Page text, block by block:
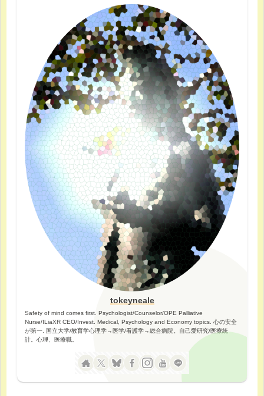
tokeyneale
Safety of mind comes first. Psychologist/Counselor/OPE Palliative
Nurse/ILiaXR CEO/Invest. Medical, Psychology and Economy topics. 心の安全
が第一. 国立大学/教育学心理学→医学/看護学→総合病院。自己愛研究/医療統
計。心理、医療職。